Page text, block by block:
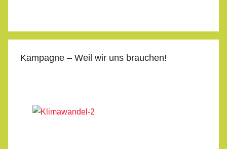
Kampagne – Weil wir uns brauchen!